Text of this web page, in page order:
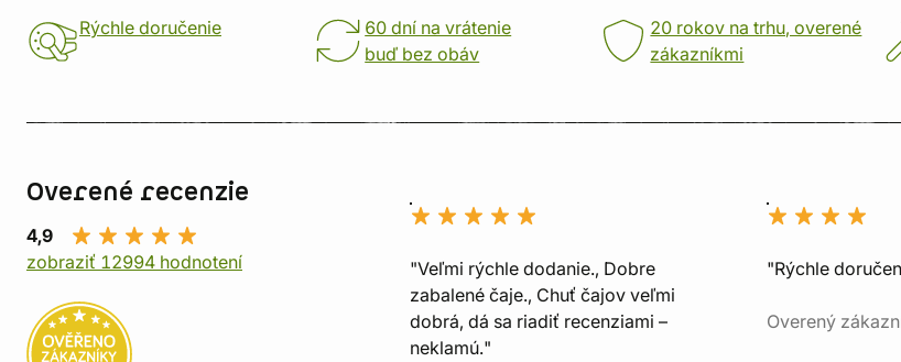
Rýchle doručenie
60 dní na vrátenie
buď bez obáv
20 rokov na trhu, overené
zákazníkmi
Overené recenzie
4,9
zobraziť 12994 hodnotení
"Veľmi rýchle dodanie., Dobre
zabalené čaje., Chuť čajov veľmi
dobrá, dá sa riadiť recenziami –
neklamú."
"Rýchle
Overený